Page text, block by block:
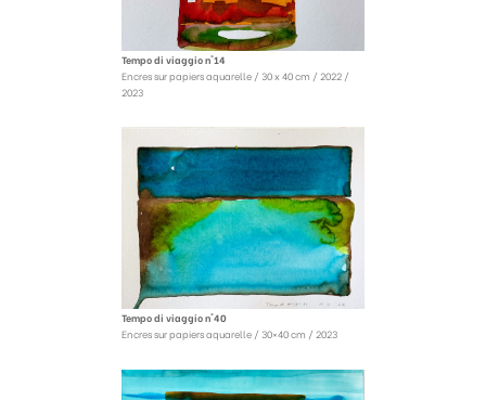
Tempo di viaggio n°14
Encres sur papiers aquarelle / 30 x 40 cm / 2022 /
2023
Tempo di viaggio n°40
Encres sur papiers aquarelle / 30×40 cm / 2023